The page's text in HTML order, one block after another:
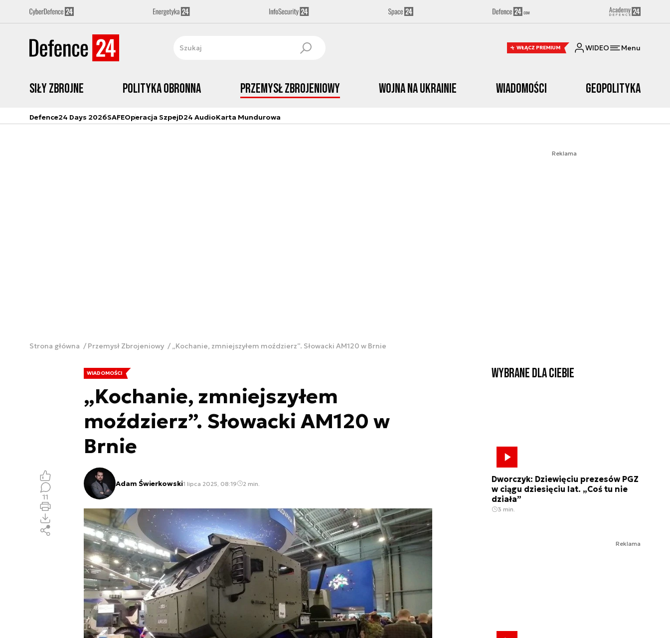
WŁĄCZ PREMIUM WIDEO Menu
Siły zbrojne Polityka obronna Przemysł Zbrojeniowy Wojna na Ukrainie Wiadomości Geopolityka
Defence24 Days 2026SAFEOperacja SzpejD24 AudioKarta Mundurowa
Reklama
Strona główna Przemysł Zbrojeniowy „Kochanie, zmniejszyłem moździerz”. Słowacki AM120 w Brnie
WIADOMOŚCI
„Kochanie, zmniejszyłem
moździerz”. Słowacki AM120 w
Brnie
Adam Świerkowski1 lipca 2025, 08:19 2 min.
11
Wybrane dla Ciebie
Dworczyk: Dziewięciu prezesów PGZ
w ciągu dziesięciu lat. „Coś tu nie
działa”
3 min.
Reklama